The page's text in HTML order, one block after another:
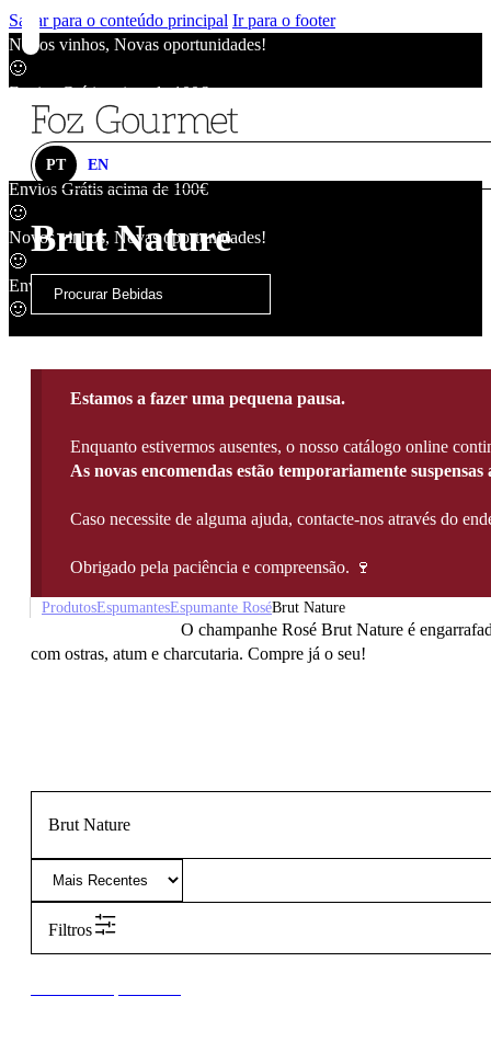
Saltar para o conteúdo principal Ir para o footer
Novos vinhos, Novas oportunidades!
🙂
Envios Grátis acima de 100€
Novos vinhos, Novas oportunidades!
Envios Grátis acima de 100€
🙂
Novos vinhos, Novas oportunidades!
🙂
Envios Grátis acima de 100€
🙂
PT EN
Brut Nature
Estamos a fazer uma pequena pausa.
Enquanto estivermos ausentes, o nosso catálogo online
As novas encomendas estão temporariamente suspensas
Caso necessite de alguma ajuda, contacte-nos através do
Obrigado pela paciência e compreensão. 🍷
ProdutosEspumantesEspumante RoséBrut Nature
O champanhe Rosé Brut Nature é
com ostras, atum e charcutaria. Compre já o seu!
Brut Nature
Filtros